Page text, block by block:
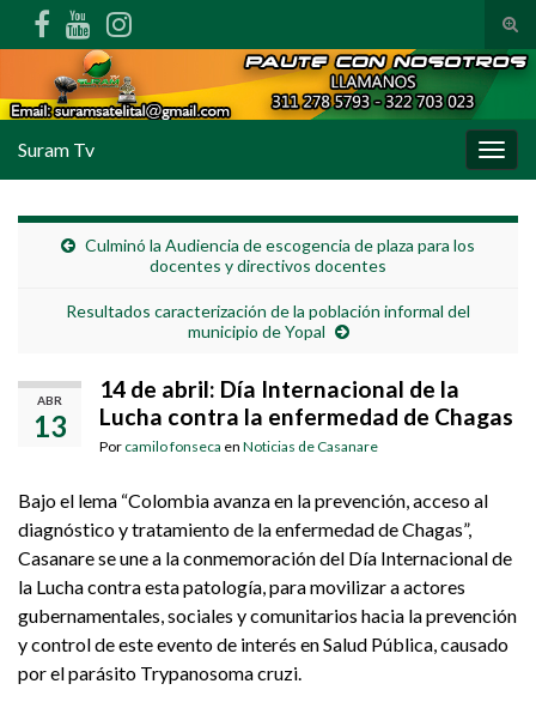
Suram Tv
Culminó la Audiencia de escogencia de plaza para los
docentes y directivos docentes
Resultados caracterización de la población informal del
municipio de Yopal
ABR
13
14 de abril: Día Internacional de la
Lucha contra la enfermedad de Chagas
Por camilo fonseca en Noticias de Casanare
Bajo el lema “Colombia avanza en la prevención, acceso al
diagnóstico y tratamiento de la enfermedad de Chagas”,
Casanare se une a la conmemoración del Día Internacional de
la Lucha contra esta patología, para movilizar a actores
gubernamentales, sociales y comunitarios hacia la prevención
y control de este evento de interés en Salud Pública, causado
por el parásito Trypanosoma cruzi.